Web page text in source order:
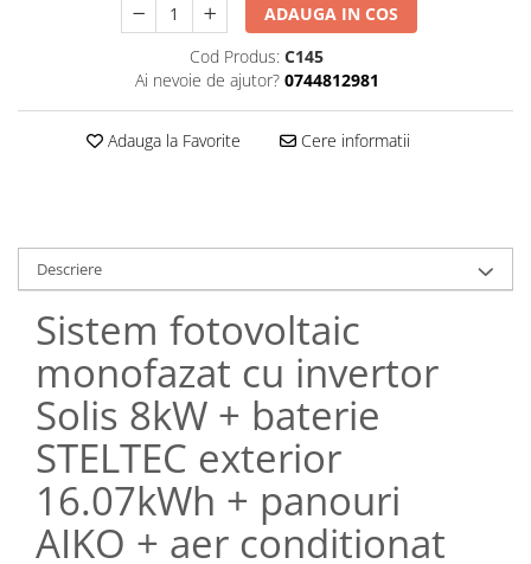
ADAUGA IN COS
Cod Produs: C145
Ai nevoie de ajutor? 0744812981
Adauga la Favorite Cere informatii
Descriere
Sistem fotovoltaic
monofazat cu invertor
Solis 8kW + baterie
STELTEC exterior
16.07kWh + panouri
AIKO + aer conditionat